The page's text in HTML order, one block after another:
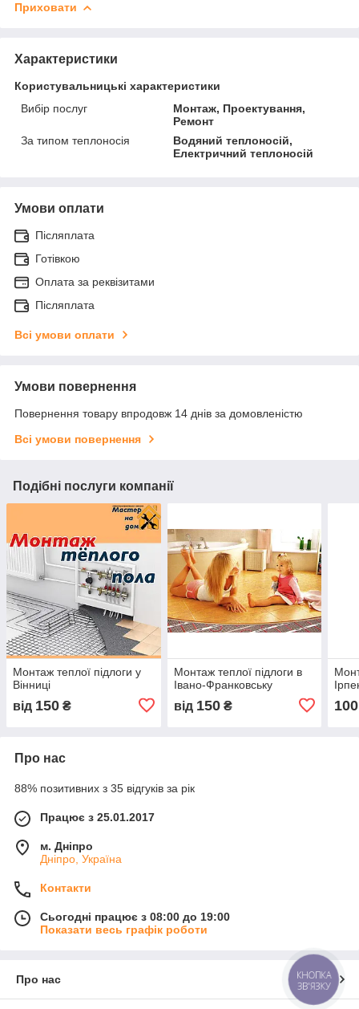
Приховати
Характеристики
Користувальницькі характеристики
Вибір послуг
Монтаж, Проектування,
Ремонт
За типом теплоносія
Водяний теплоносій,
Електричний теплоносій
Умови оплати
Післяплата
Готівкою
Оплата за реквізитами
Післяплата
Всі умови оплати
Умови повернення
Повернення товару впродовж 14 днів за домовленістю
Всі умови повернення
Подібні послуги компанії
Монтаж теплої підлоги у
Вінниці
від 150 ₴
Монтаж теплої підлоги в
Івано-Франковську
від 150₴ 100
Про нас
88% позитивних з 35 відгуків за рік
Працює з 25.01.2017
м. Дніпро
Дніпро, Україна
Контакти
Сьогодні працює з 08:00 до 19:00
Показати весь графік роботи
Про нас
КНОПКА
ЗВ'ЯЗКУ